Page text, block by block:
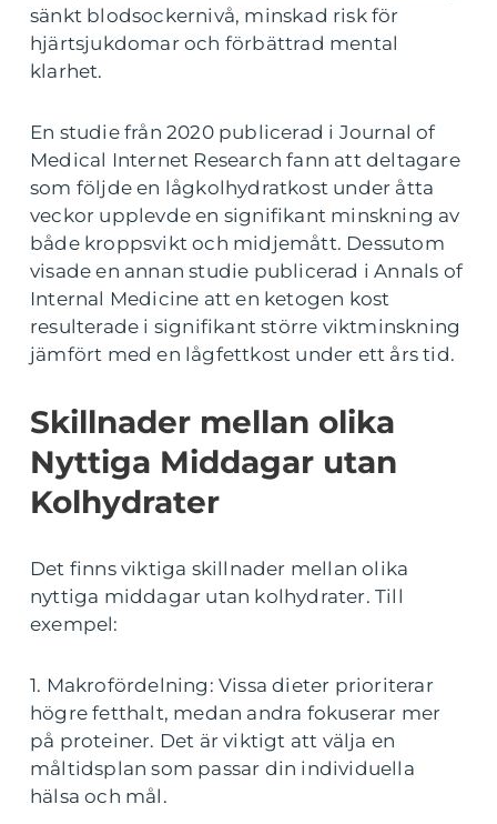
sänkt blodsockernivå, minskad risk för
hjärtsjukdomar och förbättrad mental
klarhet.
En studie från 2020 publicerad i Journal of
Medical Internet Research fann att deltagare
som följde en lågkolhydratkost under åtta
veckor upplevde en signifikant minskning av
både kroppsvikt och midjemått. Dessutom
visade en annan studie publicerad i Annals of
Internal Medicine att en ketogen kost
resulterade i signifikant större viktminskning
jämfört med en lågfettkost under ett års tid.
Skillnader mellan olika
Nyttiga Middagar utan
Kolhydrater
Det finns viktiga skillnader mellan olika
nyttiga middagar utan kolhydrater. Till
exempel:
1. Makrofördelning: Vissa dieter prioriterar
högre fetthalt, medan andra fokuserar mer
på proteiner. Det är viktigt att välja en
måltidsplan som passar din individuella
hälsa och mål.